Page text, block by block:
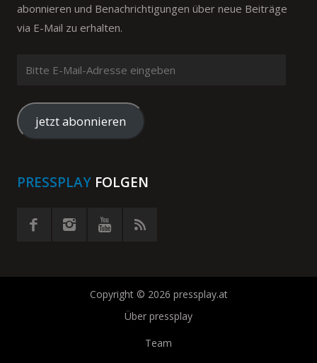
abonnieren und Benachrichtigungen über neue Beiträge
via E-Mail zu erhalten.
Mail-
Adresse
eingeben
jetzt abonnieren
PRESSPLAY FOLGEN
Copyright © 2026 pressplay.at
Über pressplay
Team